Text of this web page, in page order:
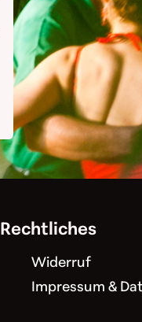
Rechtliches
Widerruf
Impressum &